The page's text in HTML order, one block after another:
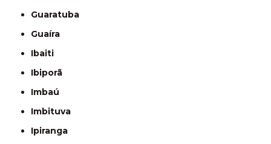
Guaratuba
Guaíra
Ibaiti
Ibiporã
Imbaú
Imbituva
Ipiranga